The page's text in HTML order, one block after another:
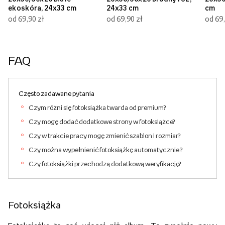
ekoskóra, 24x33 cm
od 69,90 zł
24x33 cm
od 69,90 zł
cm
od
FAQ
Często zadawane pytania
Czym różni się fotoksiążka twarda od premium?
Czy mogę dodać dodatkowe strony w fotoksiążce?
Czy w trakcie pracy mogę zmienić szablon i rozmiar?
Czy można wypełnienić fotoksiążkę automatycznie ?
Czy fotoksiążki przechodzą dodatkową weryfikację?
Fotoksiążka